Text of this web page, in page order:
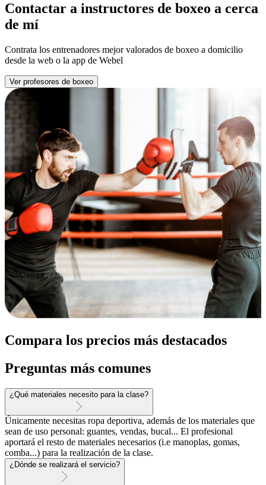
Contactar a instructores de boxeo a cerca
de mí
Contrata los entrenadores mejor valorados de boxeo a domicilio
desde la web o la app de Webel
Ver profesores de boxeo
Compara los precios más destacados
Preguntas más comunes
¿Qué materiales necesito para la clase?
Únicamente necesitas ropa deportiva, además de los materiales que
sean de uso personal: guantes, vendas, bucal... El profesional
aportará el resto de materiales necesarios (i.e manoplas, gomas,
comba...) para la realización de la clase.
¿Dónde se realizará el servicio?